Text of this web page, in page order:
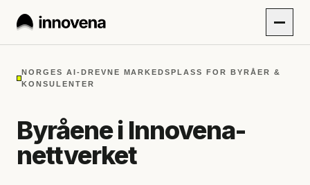
NORGES AI-DREVNE MARKEDSPLASS FOR BYRÅER &
KONSULENTER
Byråene i Innovena-
nettverket